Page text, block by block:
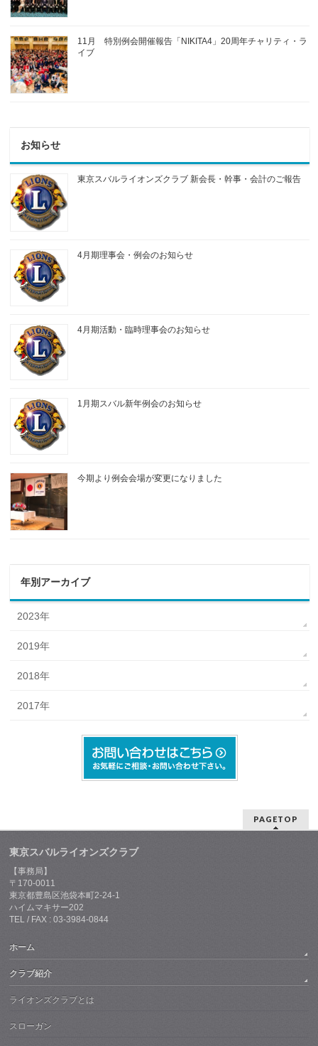
11月 特別例会開催報告「NIKITA4」20周年チャリティ・ラ
イブ
お知らせ
東京スバルライオンズクラブ 新会長・幹事・会計のご報告
4月期理事会・例会のお知らせ
4月期活動・臨時理事会のお知らせ
1月期スバル新年例会のお知らせ
今期より例会会場が変更になりました
年別アーカイブ
2023年
2019年
2018年
2017年
PAGETOP
東京スバルライオンズクラブ
【事務局】
〒170-0011
東京都豊島区池袋本町2-24-1
ハイムマキサー202
TEL / FAX : 03-3984-0844
ホーム
クラブ紹介
ライオンズクラブとは
スローガン